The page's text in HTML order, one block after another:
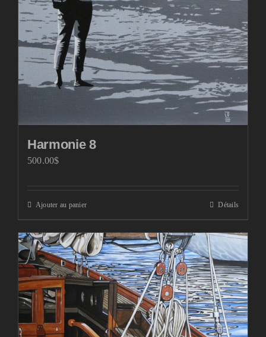
Harmonie 8
500.00$
Ajouter au panier Détails